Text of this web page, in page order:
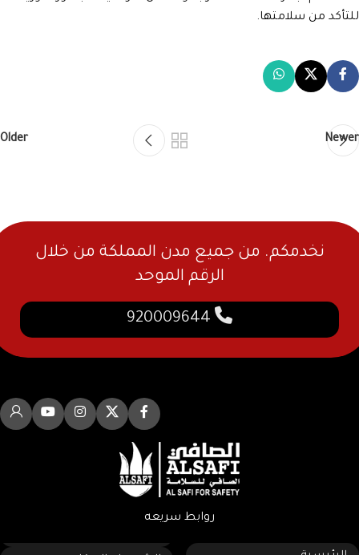
للتأكد من سلامتها.
Newer
Older
نخدمكم. من جميع مدن المملكة من خلال
الرقم الموحد
روابط سريعه